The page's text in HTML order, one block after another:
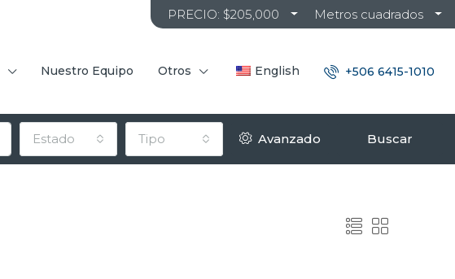
PRECIO: $205,000 Metros cuadrados
Nuestro Equipo Otros English +506 6415-1010
Estado Tipo Avanzado Buscar